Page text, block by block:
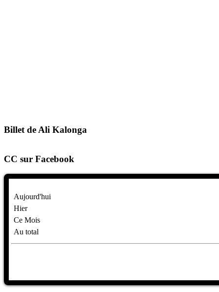
Billet de Ali Kalonga
CC sur Facebook
Aujourd'hui
Hier
Ce Mois
Au total